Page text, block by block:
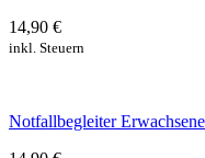
14,90 €
inkl. Steuern
Notfallbegleiter Erwachsene